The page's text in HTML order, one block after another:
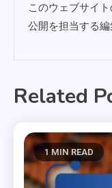
このウェブサイ
公開を担当する編
Related
1 MIN READ